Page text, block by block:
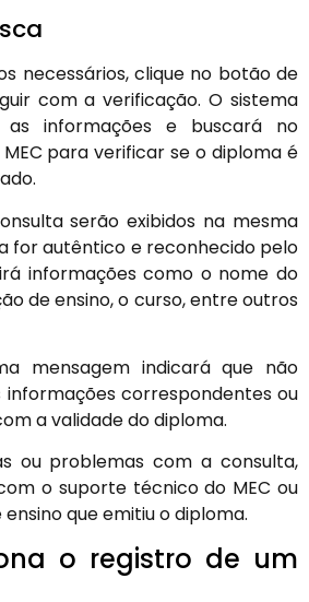
necessários, clique no botão de
com a verificação. O sistema
as informações e buscará no
para verificar se o diploma é
serão exibidos na mesma
for autêntico e reconhecido pelo
informações como o nome do
de ensino, o curso, entre outros
mensagem indicará que não
correspondentes ou
a validade do diploma.
ou problemas com a consulta,
o suporte técnico do MEC ou
que emitiu o diploma.
o registro de um